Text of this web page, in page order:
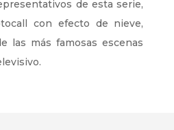
de esta serie,
con efecto de nieve,
las más famosas escenas